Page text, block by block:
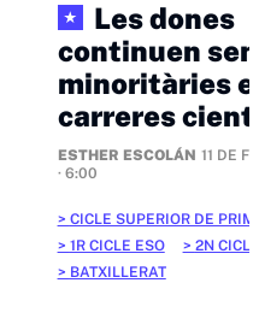
★
Les dones
continuen
minoritàries
carreres
ESTHER ESCOLÁN 11 DE
· 6:00
CICLE SUPERIOR DE
1R CICLE ESO
2N
BATXILLERAT